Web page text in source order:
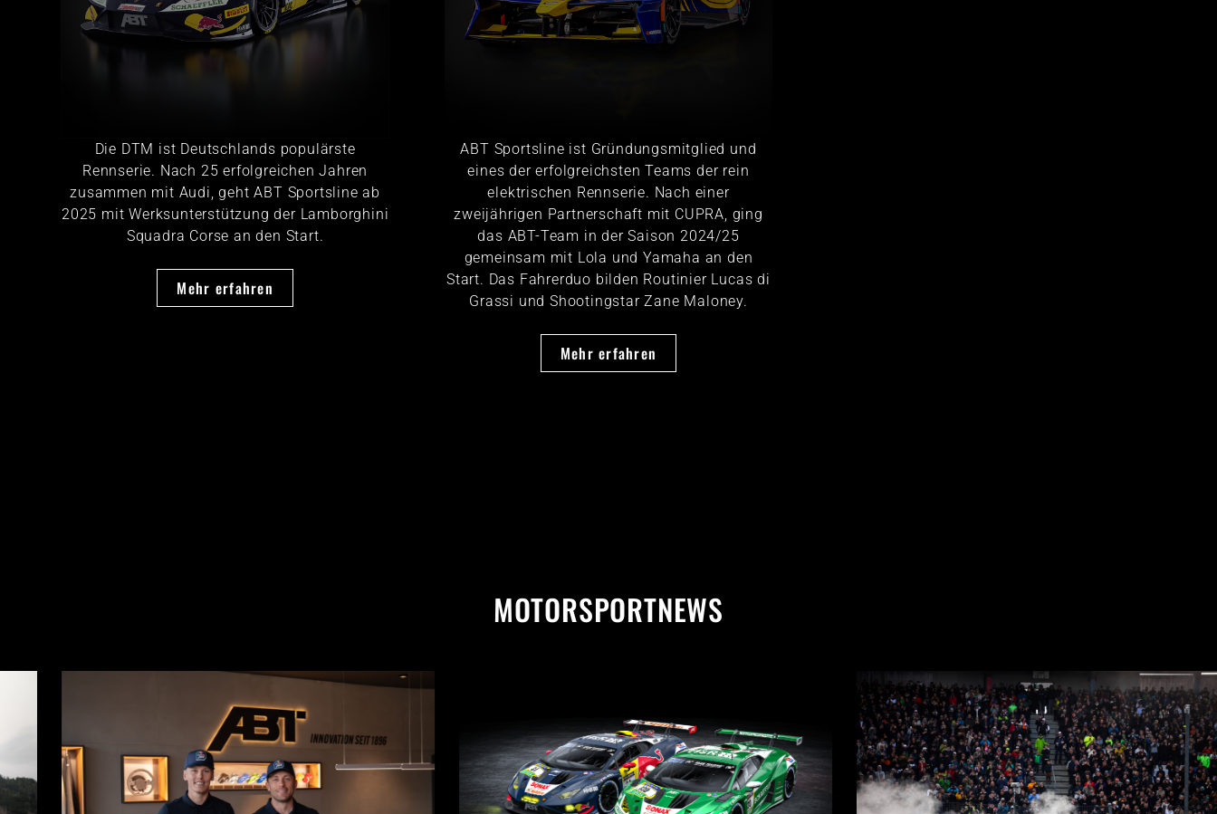
Die DTM ist Deutschlands populärste
Rennserie. Nach 25 erfolgreichen Jahren
zusammen mit Audi, geht ABT Sportsline ab
2025 mit Werksunterstützung der Lamborghini
Squadra Corse an den Start.
Mehr erfahren
ABT Sportsline ist Gründungsmitglied und
eines der erfolgreichsten Teams der rein
elektrischen Rennserie. Nach einer
zweijährigen Partnerschaft mit CUPRA, ging
das ABT-Team in der Saison 2024/25
gemeinsam mit Lola und Yamaha an den
Start. Das Fahrerduo bilden Routinier Lucas di
Grassi und Shootingstar Zane Maloney.
Mehr erfahren
MOTORSPORTNEWS